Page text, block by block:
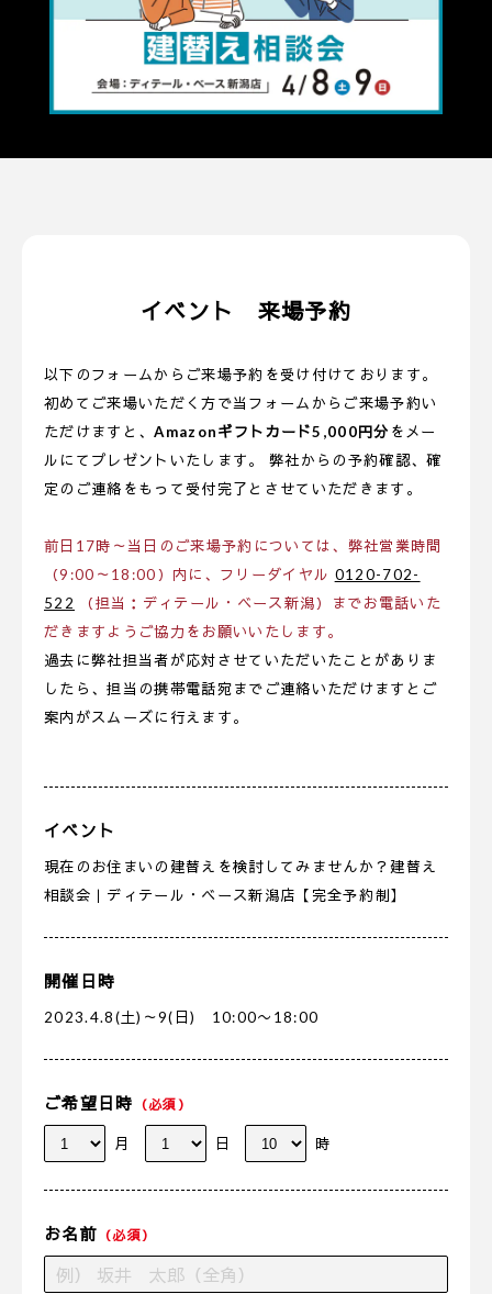
イベント 来場予約
以下のフォームからご来場予約を受け付けております。
初めてご来場いただく方で当フォームからご来場予約い
ただけますと、Amazonギフトカード5,000円分をメー
ルにてプレゼントいたします。 弊社からの予約確認、確
定のご連絡をもって受付完了とさせていただきます。
前日17時～当日のご来場予約については、弊社営業時間
（9:00～18:00）内に、フリーダイヤル 0120-702-
522
（担当：ディテール・ベース新潟）までお電話いた
だきますようご協力をお願いいたします。
過去に弊社担当者が応対させていただいたことがありま
したら、担当の携帯電話宛までご連絡いただけますとご
案内がスムーズに行えます。
イベント
現在のお住まいの建替えを検討してみませんか？建替え
相談会｜ディテール・ベース新潟店【完全予約制】
開催日時
2023.4.8(土)～9(日) 10:00〜18:00
ご希望日時 （必須）
月 日 時
お名前 （必須）